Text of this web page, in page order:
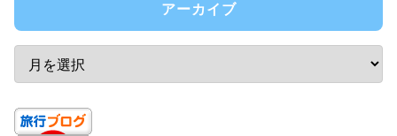
アーカイブ